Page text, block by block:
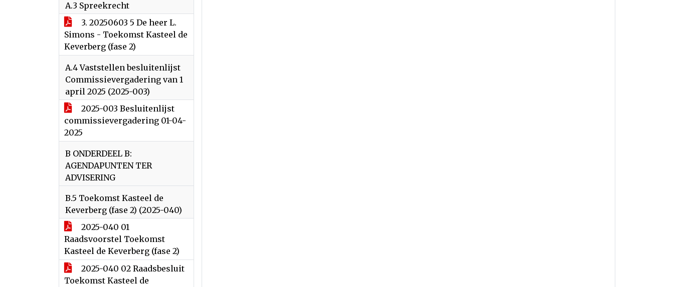
A.3 Spreekrecht
3. 20250603 5 De heer L.
Simons - Toekomst Kasteel de
Keverberg (fase 2)
A.4 Vaststellen besluitenlijst
Commissievergadering van 1
april 2025 (2025-003)
2025-003 Besluitenlijst
commissievergadering 01-04-
2025
B ONDERDEEL B:
AGENDAPUNTEN TER
ADVISERING
B.5 Toekomst Kasteel de
Keverberg (fase 2) (2025-040)
2025-040 01
Raadsvoorstel Toekomst
Kasteel de Keverberg (fase 2)
2025-040 02 Raadsbesluit
Toekomst Kasteel de